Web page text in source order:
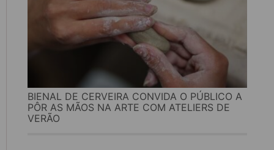
BIENAL DE CERVEIRA CONVIDA O PÚBLICO A
PÔR AS MÃOS NA ARTE COM ATELIERS DE
VERÃO